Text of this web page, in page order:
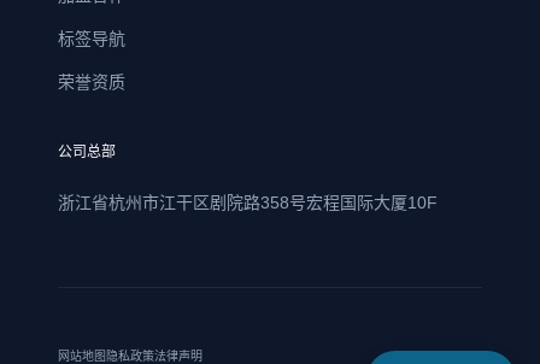
标签导航
荣誉资质
公司总部
浙江省杭州市江干区剧院路358号宏程国际大厦10F
网站地图 隐私政策法律声明